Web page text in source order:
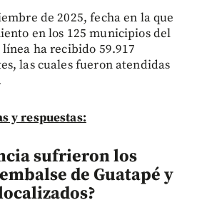
de 2025, fecha en la que
en los 125 municipios del
ha recibido 59.917
las cuales fueron atendidas
y respuestas:
sufrieron los
de Guatapé y